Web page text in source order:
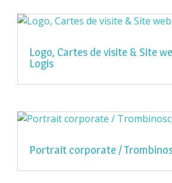
Logo, Cartes de visite & Site
Logis
Portrait corporate /